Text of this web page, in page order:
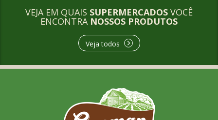
VEJA EM QUAIS SUPERMERCADOS VOCÊ
ENCONTRA NOSSOS PRODUTOS
Veja todos